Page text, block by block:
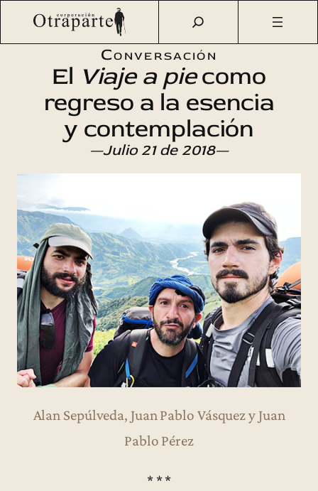
Saltar
Otraparte.org/ Agenda Cultural Literatura
Tres viajeros
Conversación
El Viaje a piecomo
regreso a la esencia
y contemplación
—Julio 21 de 2018—
Alan Sepúlveda, Juan Pablo Vásquez y Juan
Pablo Pérez
* * *